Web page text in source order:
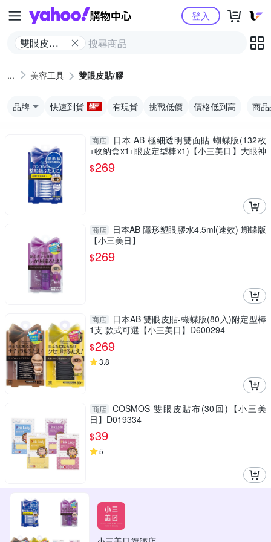
Yahoo購物中心
雙眼皮貼/
登入
美容工具 雙眼皮貼/膠
品牌 快速到貨 有現貨 挑戰低價 價格低到高 商
商店
日本 AB 極細透明雙面貼 蝴蝶版(132枚
+收納盒x1+眼皮定型棒x1)【小三美日】大眼神
器 D601468
$269
商店
日本AB 隱形塑眼膠水4.5ml(速效) 蝴蝶版
【小三美日】
$269
商店
日本AB 雙眼皮貼-蝴蝶版(80入)附定型棒
1支 款式可選【小三美日】D600294
$269
3.8
商店 COSMOS 雙眼皮貼布(30回)【小三美
日】D019334
$39
5